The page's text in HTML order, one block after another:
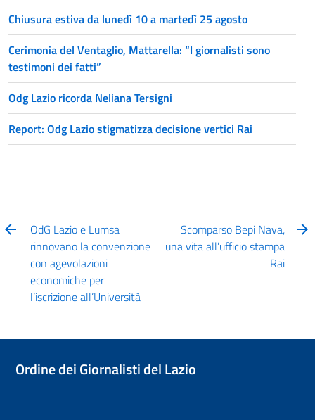
Chiusura estiva da lunedì 10 a martedì 25 agosto
Cerimonia del Ventaglio, Mattarella: “I giornalisti sono
testimoni dei fatti”
Odg Lazio ricorda Neliana Tersigni
Report: Odg Lazio stigmatizza decisione vertici Rai
OdG Lazio e Lumsa
rinnovano la convenzione
con agevolazioni
economiche per
l’iscrizione all’Università
Scomparso Bepi Nava,
una vita all’ufficio stampa
Rai
Ordine dei Giornalisti del Lazio